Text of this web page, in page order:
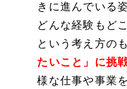
きに進んでいる
どんな経験もど
という考え方の
たいこと」に挑
様な仕事や事業